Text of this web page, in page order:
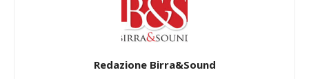
Redazione Birra&Sound